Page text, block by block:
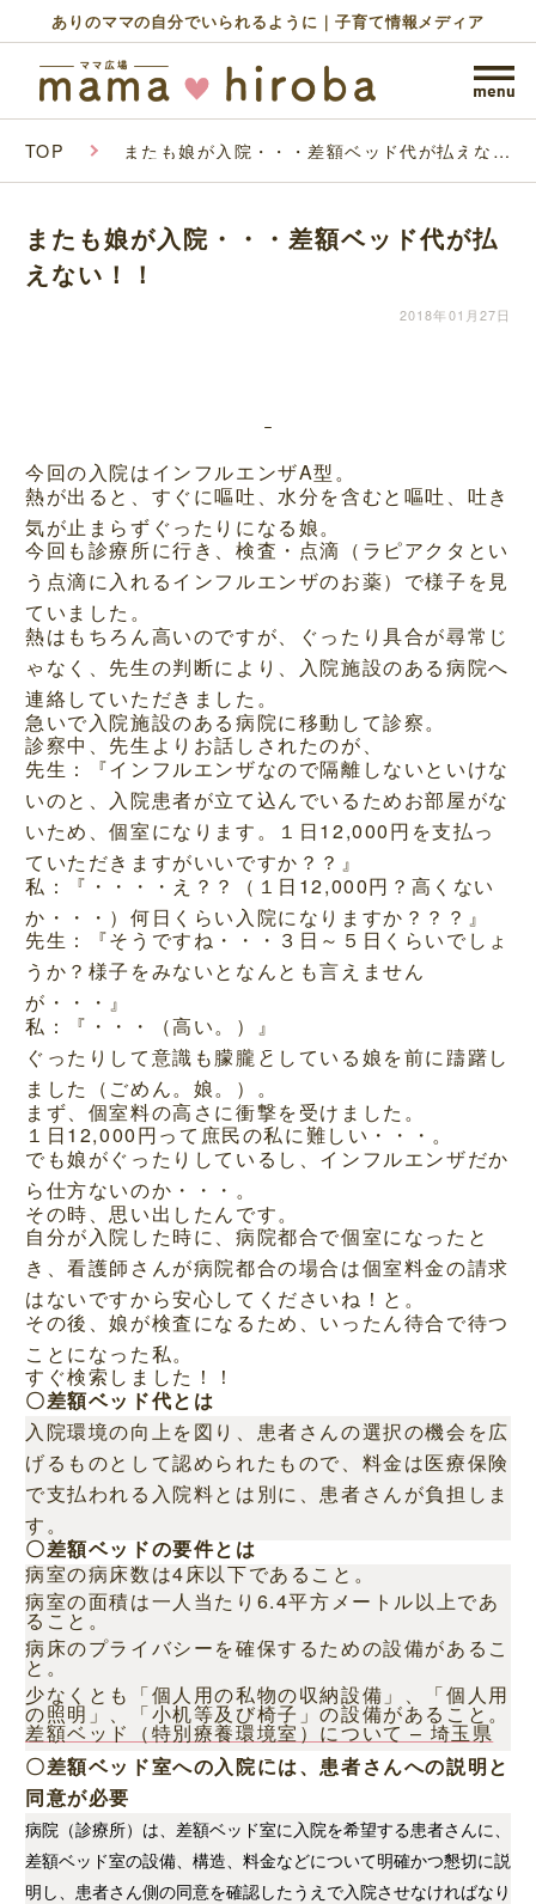
ありのママの自分でいられるように｜子育て情報メディア
TOP またも娘が入院・・・差額ベッド代が払えな
またも娘が入院・・・差額ベッド代が払
えない！！
2018年01月27日
今回の入院はインフルエンザA型。
熱が出ると、すぐに嘔吐、水分を含むと嘔吐、吐き
気が止まらずぐったりになる娘。
今回も診療所に行き、検査・点滴（ラピアクタとい
う点滴に入れるインフルエンザのお薬）で様子を見
ていました。
熱はもちろん高いのですが、ぐったり具合が尋常じ
ゃなく、先生の判断により、入院施設のある病院へ
連絡していただきました。
急いで入院施設のある病院に移動して診察。
診察中、先生よりお話しされたのが、
先生：『インフルエンザなので隔離しないといけな
いのと、入院患者が立て込んでいるためお部屋がな
いため、個室になります。１日12,000円を支払っ
ていただきますがいいですか？？』
私：『・・・・え？？（１日12,000円？高くない
か・・・）何日くらい入院になりますか？？？』
先生：『そうですね・・・３日～５日くらいでしょ
うか？様子をみないとなんとも言えません
が・・・』
私：『・・・（高い。）』
ぐったりして意識も朦朧としている娘を前に躊躇し
ました（ごめん。娘。）。
まず、個室料の高さに衝撃を受けました。
１日12,000円って庶民の私に難しい・・・。
でも娘がぐったりしているし、インフルエンザだか
ら仕方ないのか・・・。
その時、思い出したんです。
自分が入院した時に、病院都合で個室になったと
き、看護師さんが病院都合の場合は個室料金の請求
はないですから安心してくださいね！と。
その後、娘が検査になるため、いったん待合で待つ
ことになった私。
すぐ検索しました！！
〇差額ベッド代とは
入院環境の向上を図り、患者さんの選択の機会を広
げるものとして認められたもので、料金は医療保険
で支払われる入院料とは別に、患者さんが負担しま
す。
〇差額ベッドの要件とは
病室の病床数は4床以下であること。
病室の面積は一人当たり6.4平方メートル以上であ
ること。
病床のプライバシーを確保するための設備があるこ
と。
少なくとも「個人用の私物の収納設備」、「個人用
の照明」、「小机等及び椅子」の設備があること。
差額ベッド（特別療養環境室）について – 埼玉県
〇差額ベッド室への入院には、患者さんへの説明と
同意が必要
病院（診療所）は、差額ベッド室に入院を希望する患者さんに、
差額ベッド室の設備、構造、料金などについて明確かつ懇切に説
明し、患者さん側の同意を確認したうえで入院させなければなり